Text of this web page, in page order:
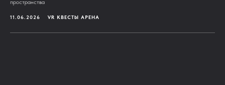
пространства
11.06.2026 VR КВЕСТЫ АРЕНА